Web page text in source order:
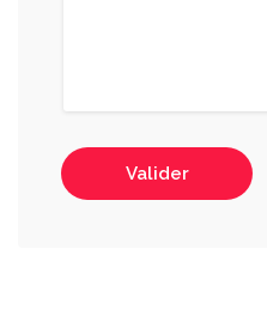
Valider